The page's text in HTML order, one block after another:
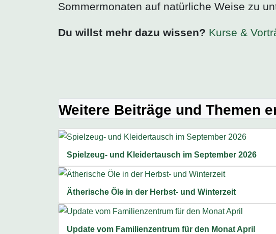
Sommermonaten auf natürliche Weise zu
Du willst mehr dazu wissen? Kurse &
Weitere Beiträge und Themen
Spielzeug- und Kleidertausch im September 2026
Ätherische Öle in der Herbst- und Winterzeit
Update vom Familienzentrum für den Monat April